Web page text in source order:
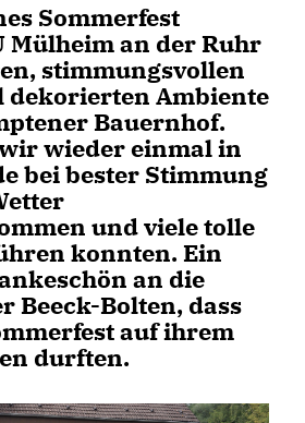
Sommerfest
Mülheim an der Ruhr
stimmungsvollen
dekorierten Ambiente
Bauernhof.
wieder einmal in
bei bester Stimmung
und viele tolle
konnten. Ein
an die
Beeck-Bolten, dass
auf ihrem
durften.